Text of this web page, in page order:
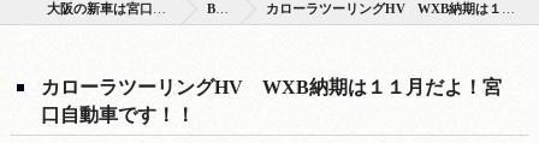
BLOG カローラツーリングHV WXB納期は１１月だよ！宮口自動車です！！
カローラツーリングHV WXB納期は１１月だよ！宮
口自動車です！！